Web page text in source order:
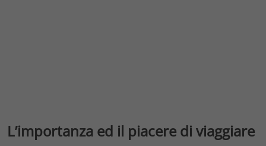
L’importanza ed il piacere di viaggiare